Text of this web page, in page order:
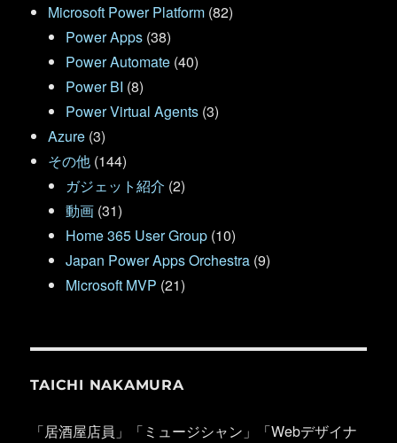
Microsoft Power Platform (82)
Power Apps (38)
Power Automate (40)
Power BI (8)
Power Virtual Agents (3)
Azure (3)
その他 (144)
ガジェット紹介 (2)
動画 (31)
Home 365 User Group (10)
Japan Power Apps Orchestra (9)
Microsoft MVP (21)
TAICHI NAKAMURA
「居酒屋店員」「ミュージシャン」「Webデザイナ